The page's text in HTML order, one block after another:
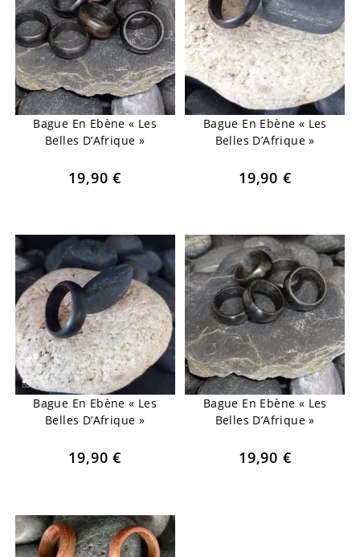
Bague En Ebène « Les
Belles D’Afrique »
19,90€
Bague En Ebène « Les
Belles D’Afrique »
19,90 €
Bague En Ebène « Les
Belles D’Afrique »
19,90€
Bague En Ebène « Les
Belles D’Afrique »
19,90 €